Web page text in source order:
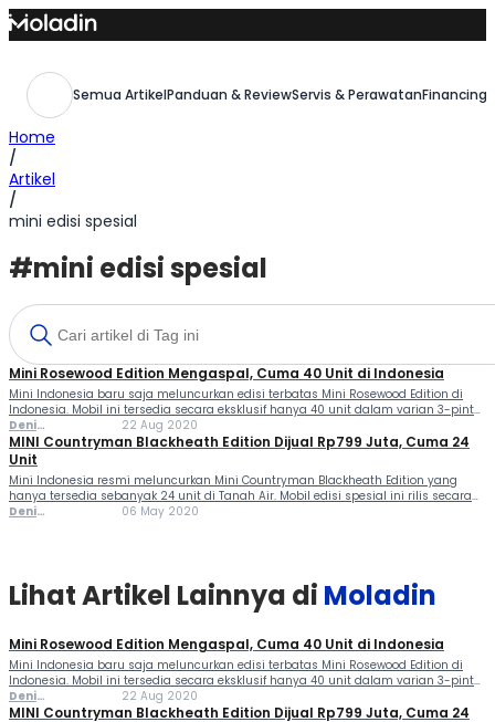
Skip
to
Semua ArtikelPanduan & ReviewServis & Perawatan
Home
/
Artikel
/
mini edisi spesial
#mini edisi spesial
Mini Rosewood Edition Mengaspal, Cuma 40 Unit di Indonesia
Mini Indonesia baru saja meluncurkan edisi terbatas Mini Rosewood Edition di
Indonesia. Mobil ini tersedia secara eksklusif hanya 40 unit dalam varian 3-pintu
dan 5-pintu. Pada model edisi terbatas tersebut, pihak pabrikan menambahkan
fitur canggih di hatchback bergaya klasik itu....
Deni
Ferlindungan
22 Aug 2020
MINI Countryman Blackheath Edition Dijual Rp799 Juta, Cuma 24
Unit
Mini Indonesia resmi meluncurkan Mini Countryman Blackheath Edition yang
hanya tersedia sebanyak 24 unit di Tanah Air. Mobil edisi spesial ini rilis secara
virtual, Rabu (6/5/2020). Secara tampilan, sangat istimewa. Hadir dengan
Deni
06 May 2020
Lihat Artikel Lainnya di Moladin
Mini Rosewood Edition Mengaspal, Cuma 40 Unit di Indonesia
Mini Indonesia baru saja meluncurkan edisi terbatas Mini Rosewood Edition di
Indonesia. Mobil ini tersedia secara eksklusif hanya 40 unit dalam varian 3-pintu
dan 5-pintu. Pada model edisi terbatas tersebut, pihak pabrikan menambahkan
fitur canggih di hatchback bergaya klasik itu....
Deni
Ferlindungan
22 Aug 2020
MINI Countryman Blackheath Edition Dijual Rp799 Juta, Cuma 24